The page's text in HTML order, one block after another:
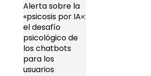
Alerta sobre la
«psicosis por IA»:
el desafío
psicológico de
los chatbots
para los
usuarios